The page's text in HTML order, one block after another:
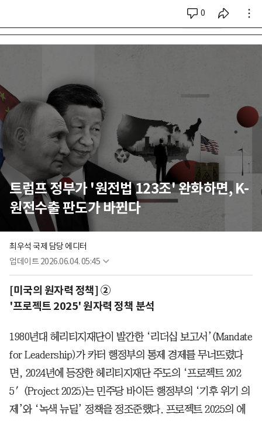
0
시리즈 전체
트럼프 정부가 '원전법 123조' 완화하면, K-
원전수출 판도가 바뀐다
최우석 국제 담당 에디터
업데이트 2026.06.04. 05:45
[미국의 원자력 정책] ②
'프로젝트 2025' 원자력 정책 분석
1980년대 헤리티지재단이 발간한 ‘리더십 보고서’(Mandate
for Leadership)가 카터 행정부의 통제 경제를 무너뜨렸다
면, 2024년에 등장한 헤리티지재단 주도의 ‘프로젝트 202
5′(Project 2025)는 민주당 바이든 행정부의 ‘기후 위기 의
제’와 ‘녹색 뉴딜’ 정책을 정조준했다. 프로젝트 2025의 에